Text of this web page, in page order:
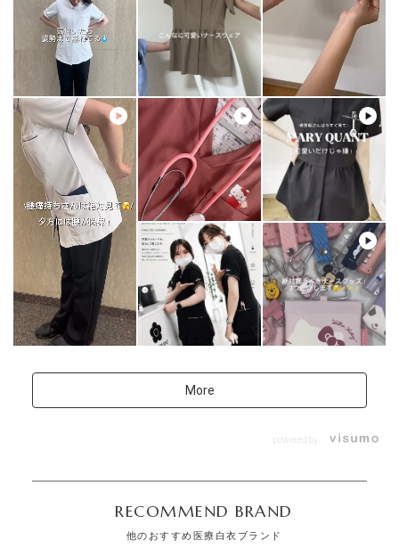
More
powered by
RECOMMEND BRAND
他のおすすめ医療白衣ブランド